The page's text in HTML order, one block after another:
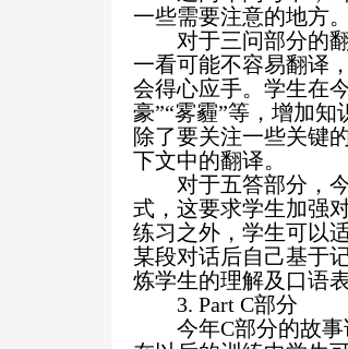
一些需要注意的地方。
对于三问部分的
一看可能不容易翻译
会得心应手。学生在
豪”“雾霾”等，增加
除了要关注一些关键
下文中的翻译。
对于五答部分，
式，这要求学生加强
练习之外，学生可以
某段对话后自己基于
炼学生的理解及口语
3. Part C部分
今年C部分的故